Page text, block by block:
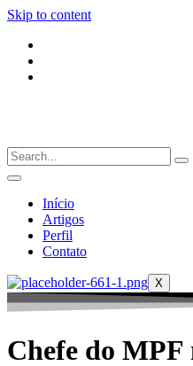
Skip to content
Início
Artigos
Perfil
Contato
X
Chefe do MPF